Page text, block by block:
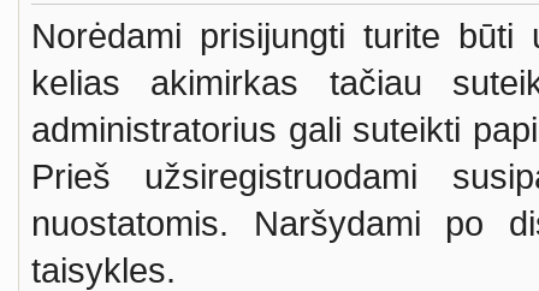
Norėdami prisijungti turite būti
kelias akimirkas tačiau
administratorius gali suteikti
Prieš užsiregistruodami
nuostatomis. Naršydami po
taisykles.